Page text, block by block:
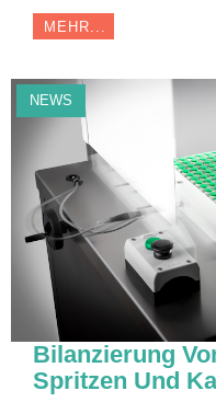
MEHR...
NEWS
Bilanzierung
Spritzen Und